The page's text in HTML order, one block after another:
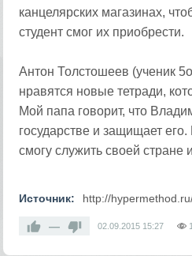
канцелярских магазинах,
студент смог их приобрести.
Антон Толстошеев (ученик
нравятся новые тетради,
Мой папа говорит, что
государстве и защищает
смогу служить своей стране
Источник: http://
— 02.09.2015 15:27